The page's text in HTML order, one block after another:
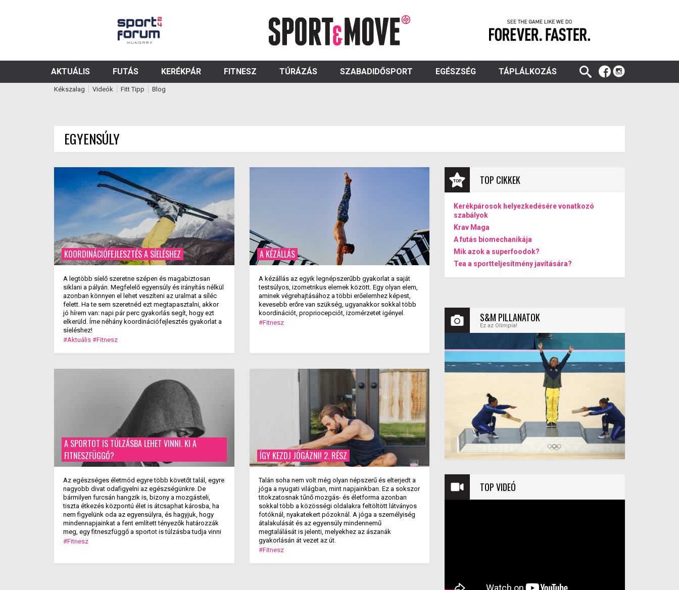
AKTUÁLIS FUTÁS KERÉKPÁR FITNESZ TÚRÁZÁS SZABADIDŐSPORT EGÉSZSÉG TÁPLÁLKOZÁS
Kékszalag Videók Fitt Tipp Blog
EGYENSÚLY
KOORDINÁCIÓFEJLESZTÉS A SÍELÉSHEZ
A legtöbb síelő szeretne szépen és magabiztosan
siklani a pályán. Megfelelő egyensúly és irányítás nélkül
azonban könnyen el lehet veszíteni az uralmat a síléc
felett. Ha te sem szeretnéd ezt megtapasztalni, akkor
jó hírem van: napi pár perc gyakorlás segít, hogy ezt
elkerüld. Íme néhány koordinációfejlesztés gyakorlat a
síeléshez!
#Aktuális #Fitnesz
A KÉZÁLLÁS
A kézállás az egyik legnépszerűbb gyakorlat a saját
testsúlyos, izometrikus elemek között. Egy olyan elem,
aminek végrehajtásához a többi erőelemhez képest,
kevesebb erőre van szükség, ugyanakkor sokkal több
koordinációt, propriocepciót, izomérzetet igényel.
#Fitnesz
A SPORTOT IS TÚLZÁSBA LEHET VINNI. KI A
FITNESZFÜGGŐ?
Az egészséges életmód egyre több követőt talál, egyre
nagyobb divat odafigyelni az egészségünkre. De
bármilyen furcsán hangzik is, bizony a mozgásteli,
tiszta étkezés központú élet is átcsaphat károsba, ha
nem figyelünk oda az egyensúlyra, és hagyjuk, hogy
mindennapjainkat a fent említett tényezők határozzák
meg, egy fitneszfüggő a sportot is túlzásba tudja vinni
#Fitnesz
ÍGY KEZDJ JÓGÁZNI! 2. RÉSZ
Talán soha nem volt még olyan népszerű és elterjedt a
jóga a nyugati világban, mint napjainkban. Ez a sokszor
titokzatosnak tűnő mozgás- és életforma azonban
sokkal több a közösségi oldalakra feltöltött látványos
fotóknál, nyakatekert pózoknál. A jóga a személyiség
átalakulását és az egyensúly mindennemű
megtalálását is jelenti, melyekhez az ászanák
gyakorlásán át vezet az út.
#Fitnesz
TOP CIKKEK
Kerékpárosok helyezkedésére vonatkozó
szabályok
Krav Maga
A futás biomechanikája
Mik azok a superfoodok?
Tea a sportteljesítmény javítására?
S&M PILLANATOK
Ez az Olimpia!
TOP VIDEÓ